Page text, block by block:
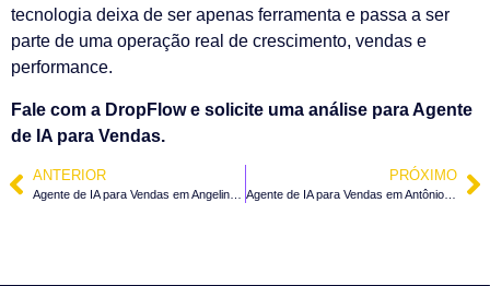
tecnologia deixa de ser apenas ferramenta e passa a ser
parte de uma operação real de crescimento, vendas e
performance.
Fale com a DropFlow e solicite uma análise para Agente
de IA para Vendas.
ANTERIOR PRÓXIMO
Agente de IA para Vendas em Antônio Carlos – SC